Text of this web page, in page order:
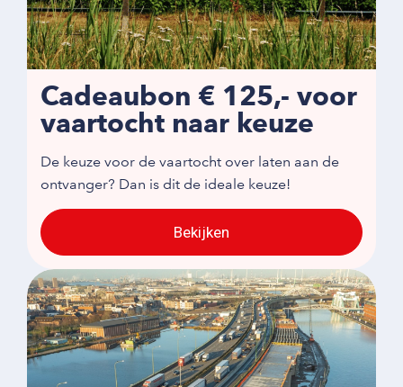
Cadeaubon € 125,- voor
vaartocht naar keuze
De keuze voor de vaartocht over laten aan de
ontvanger? Dan is dit de ideale keuze!
Bekijken